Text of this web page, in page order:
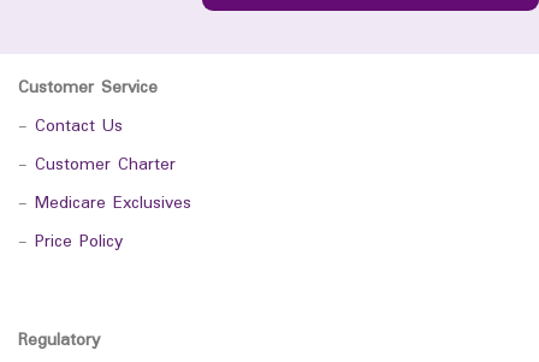
Customer Service
- Contact Us
- Customer Charter
- Medicare Exclusives
- Price Policy
Regulatory